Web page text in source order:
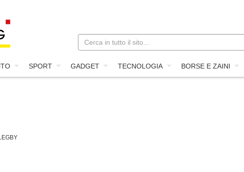
SPORT GADGET TECNOLOGIA BORSE E ZAINI